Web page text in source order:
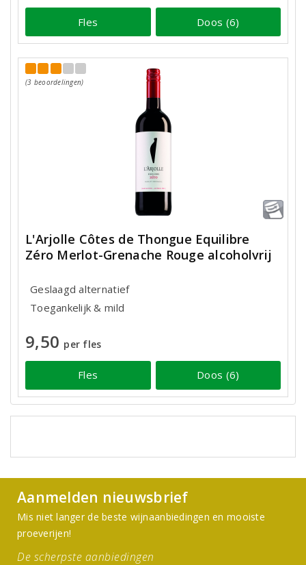
Fles Doos (6)
(3 beoordelingen)
L'Arjolle Côtes de Thongue Equilibre
Zéro Merlot-Grenache Rouge alcoholvrij
Geslaagd alternatief
Toegankelijk & mild
9,50 per fles
Fles Doos (6)
Aanmelden nieuwsbrief
Mis niet langer de beste wijnaanbiedingen en mooiste
proeverijen!
De scherpste aanbiedingen